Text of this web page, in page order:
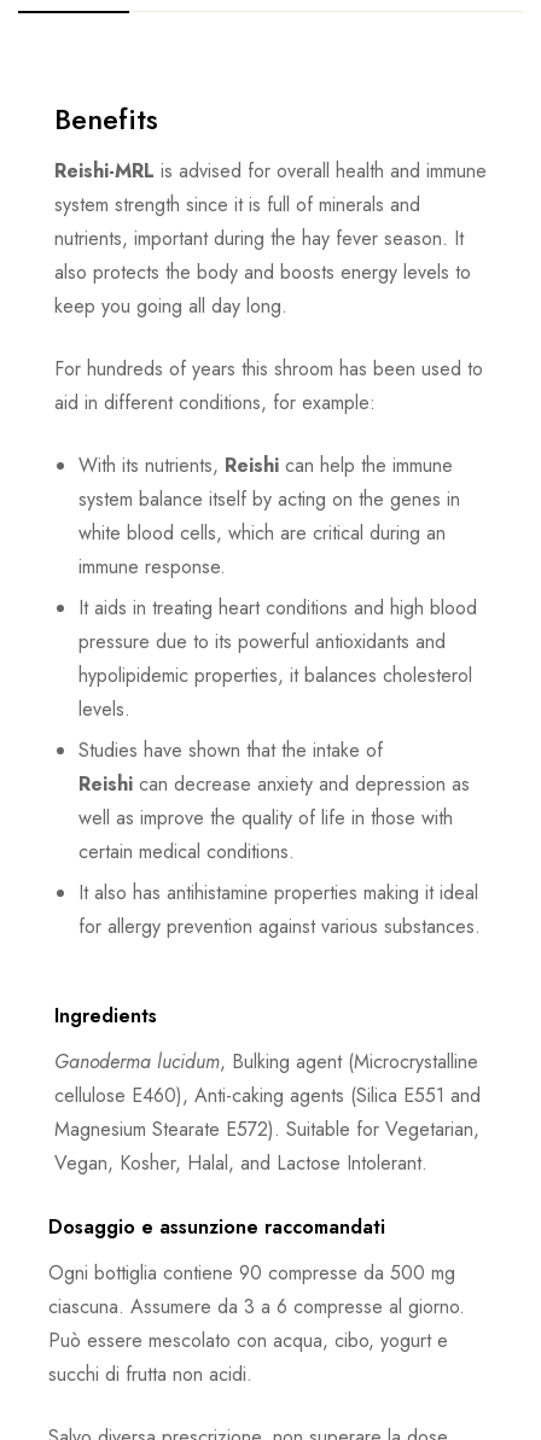
Benefits
Reishi-MRL is advised for overall health and immune
system strength since it is full of minerals and
nutrients, important during the hay fever season. It
also protects the body and boosts energy levels to
keep you going all day long.
For hundreds of years this shroom has been used to
aid in different conditions, for example:
With its nutrients, Reishi can help the immune
system balance itself by acting on the genes in
white blood cells, which are critical during an
immune response.
It aids in treating heart conditions and high blood
pressure due to its powerful antioxidants and
hypolipidemic properties, it balances cholesterol
levels.
Studies have shown that the intake of
Reishi can decrease anxiety and depression as
well as improve the quality of life in those with
certain medical conditions.
It also has antihistamine properties making it ideal
for allergy prevention against various substances.
Ingredients
Ganoderma lucidum, Bulking agent (Microcrystalline
cellulose E460), Anti-caking agents (Silica E551 and
Magnesium Stearate E572). Suitable for Vegetarian,
Vegan, Kosher, Halal, and Lactose Intolerant.
Dosaggio e assunzione raccomandati
Ogni bottiglia contiene 90 compresse da 500 mg
ciascuna. Assumere da 3 a 6 compresse al giorno.
Può essere mescolato con acqua, cibo, yogurt e
succhi di frutta non acidi.